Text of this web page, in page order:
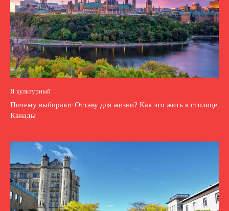
Я культурный
Почему выбирают Оттаву для жизни? Как это жить в столице
Канады